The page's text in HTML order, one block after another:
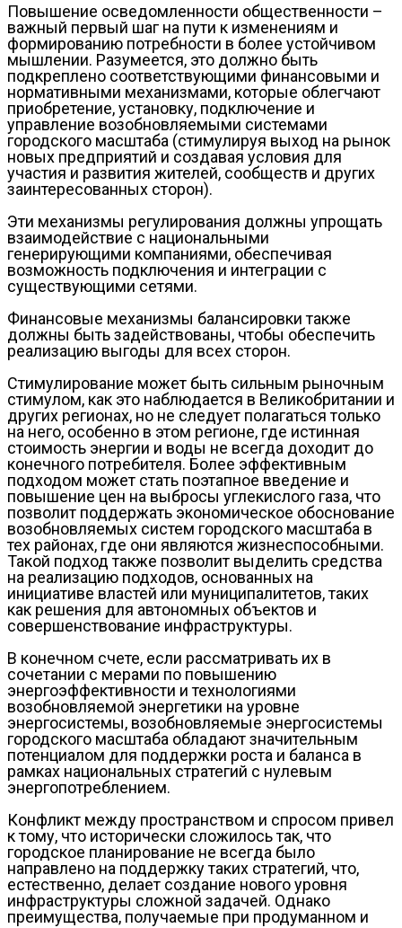
Повышение осведомленности общественности –
важный первый шаг на пути к изменениям и
формированию потребности в более устойчивом
мышлении. Разумеется, это должно быть
подкреплено соответствующими финансовыми и
нормативными механизмами, которые облегчают
приобретение, установку, подключение и
управление возобновляемыми системами
городского масштаба (стимулируя выход на рынок
новых предприятий и создавая условия для
участия и развития жителей, сообществ и других
заинтересованных сторон).
Эти механизмы регулирования должны упрощать
взаимодействие с национальными
генерирующими компаниями, обеспечивая
возможность подключения и интеграции с
существующими сетями.
Финансовые механизмы балансировки также
должны быть задействованы, чтобы обеспечить
реализацию выгоды для всех сторон.
Стимулирование может быть сильным рыночным
стимулом, как это наблюдается в Великобритании и
других регионах, но не следует полагаться только
на него, особенно в этом регионе, где истинная
стоимость энергии и воды не всегда доходит до
конечного потребителя. Более эффективным
подходом может стать поэтапное введение и
повышение цен на выбросы углекислого газа, что
позволит поддержать экономическое обоснование
возобновляемых систем городского масштаба в
тех районах, где они являются жизнеспособными.
Такой подход также позволит выделить средства
на реализацию подходов, основанных на
инициативе властей или муниципалитетов, таких
как решения для автономных объектов и
совершенствование инфраструктуры.
В конечном счете, если рассматривать их в
сочетании с мерами по повышению
энергоэффективности и технологиями
возобновляемой энергетики на уровне
энергосистемы, возобновляемые энергосистемы
городского масштаба обладают значительным
потенциалом для поддержки роста и баланса в
рамках национальных стратегий с нулевым
энергопотреблением.
Конфликт между пространством и спросом привел
к тому, что исторически сложилось так, что
городское планирование не всегда было
направлено на поддержку таких стратегий, что,
естественно, делает создание нового уровня
инфраструктуры сложной задачей. Однако
преимущества, получаемые при продуманном и